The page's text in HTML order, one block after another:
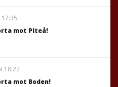
17:35
mot Piteå!
18:22
mot Boden!